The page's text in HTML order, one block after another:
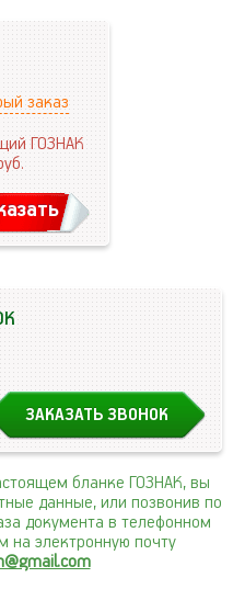
заказ
ГОЗНАК
бланке ГОЗНАК, вы
данные, или позвонив по
документа в телефонном
на электронную почту